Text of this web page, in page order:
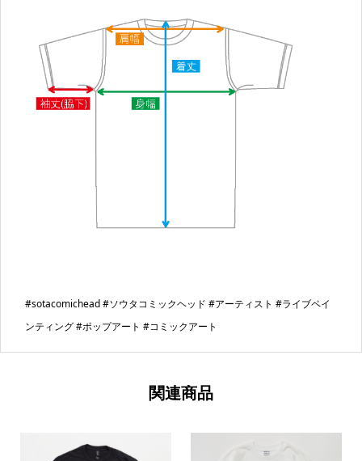
#sotacomichead #ソウタコミックヘッド #アーティスト #ライブペイ
ンティング #ポップアート #コミックアート
関連商品